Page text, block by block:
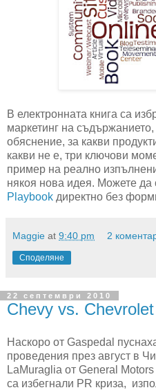
В електронната книга са
маркетинг на съдържанието,
обяснение, за какви
какви не е, три ключови
пример на реално
някоя нова идея. Можете да
Playbook директно без
Maggie at 9:40 pm 2
Споделяне
22 септември 2010
Chevy vs. Chevrolet
Наскоро от Gaspedal
проведения през август в
LaMuraglia от General
са избегнали PR криза,